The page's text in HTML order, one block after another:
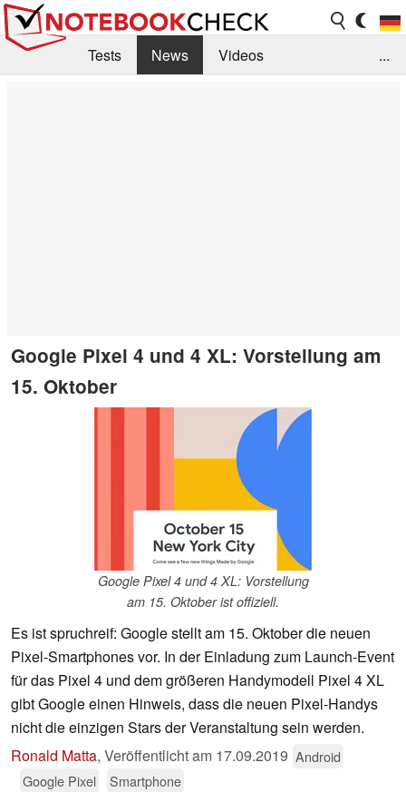
Tests News
Videos
...
Google Pixel 4 und 4 XL: Vorstellung am
15. Oktober
Google Pixel 4 und 4 XL: Vorstellung
am 15. Oktober ist offiziell.
Es ist spruchreif: Google stellt am 15. Oktober die neuen
Pixel-Smartphones vor. In der Einladung zum Launch-Event
für das Pixel 4 und dem größeren Handymodell Pixel 4 XL
gibt Google einen Hinweis, dass die neuen Pixel-Handys
nicht die einzigen Stars der Veranstaltung sein werden.
Ronald Matta, Veröffentlicht am 17.09.2019 Android
Google Pixel
Smartphone